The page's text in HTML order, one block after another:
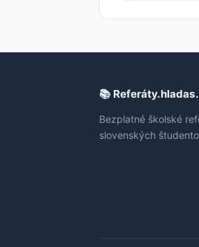
📚
Bezplatné školské
slovenských